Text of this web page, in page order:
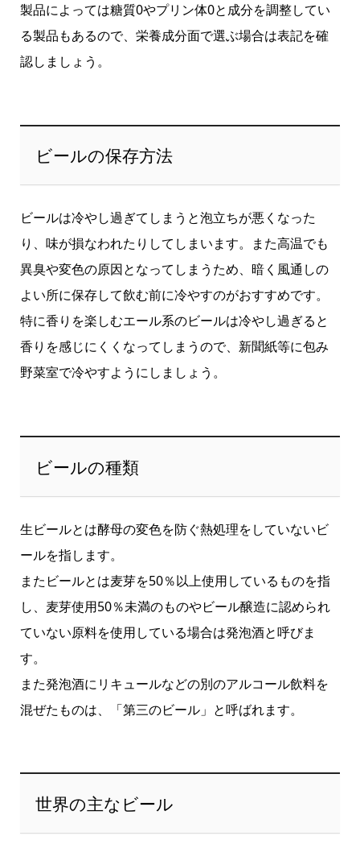
製品によっては糖質0やプリン体0と成分を調整してい
る製品もあるので、栄養成分面で選ぶ場合は表記を確
認しましょう。
ビールの保存方法
ビールは冷やし過ぎてしまうと泡立ちが悪くなった
り、味が損なわれたりしてしまいます。また高温でも
異臭や変色の原因となってしまうため、暗く風通しの
よい所に保存して飲む前に冷やすのがおすすめです。
特に香りを楽しむエール系のビールは冷やし過ぎると
香りを感じにくくなってしまうので、新聞紙等に包み
野菜室で冷やすようにしましょう。
ビールの種類
生ビールとは酵母の変色を防ぐ熱処理をしていないビ
ールを指します。
またビールとは麦芽を50％以上使用しているものを指
し、麦芽使用50％未満のものやビール醸造に認められ
ていない原料を使用している場合は発泡酒と呼びま
す。
また発泡酒にリキュールなどの別のアルコール飲料を
混ぜたものは、「第三のビール」と呼ばれます。
世界の主なビール